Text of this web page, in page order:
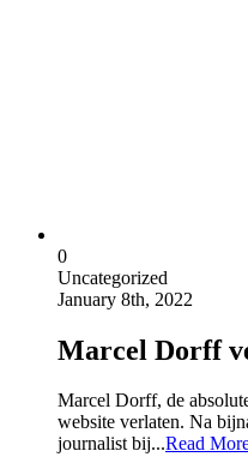
0
Uncategorized
January 8th, 2022
Marcel Dorff
Marcel Dorff, de
website verlaten. Na
journalist bij...Read